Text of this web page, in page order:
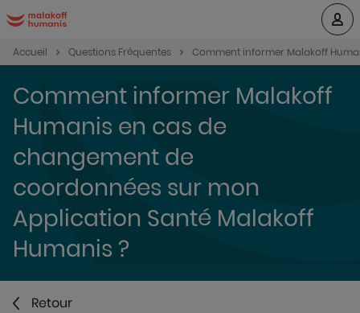
Accueil Questions Fréquentes Comment informer Malakoff
Comment informer Malakoff
Humanis en cas de
changement de
coordonnées sur mon
Application Santé Malakoff
Humanis ?
Retour